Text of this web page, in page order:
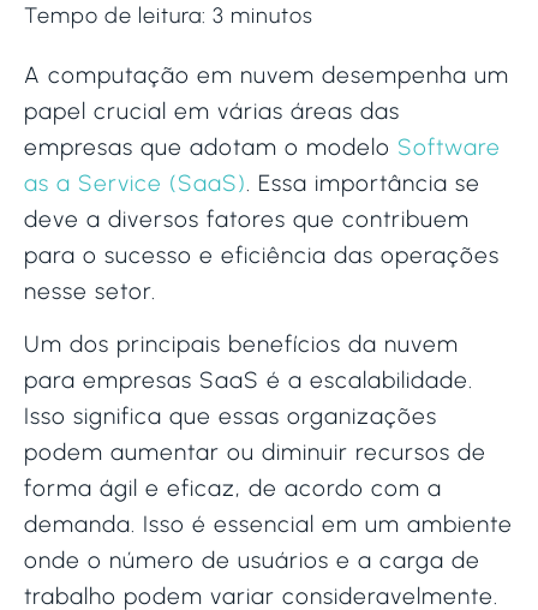
Tempo de leitura: 3 minutos
A computação em nuvem desempenha um
papel crucial em várias áreas das
empresas que adotam o modelo Software
as a Service (SaaS). Essa importância se
deve a diversos fatores que contribuem
para o sucesso e eficiência das operações
nesse setor.
Um dos principais benefícios da nuvem
para empresas SaaS é a escalabilidade.
Isso significa que essas organizações
podem aumentar ou diminuir recursos de
forma ágil e eficaz, de acordo com a
demanda. Isso é essencial em um ambiente
onde o número de usuários e a carga de
trabalho podem variar consideravelmente.